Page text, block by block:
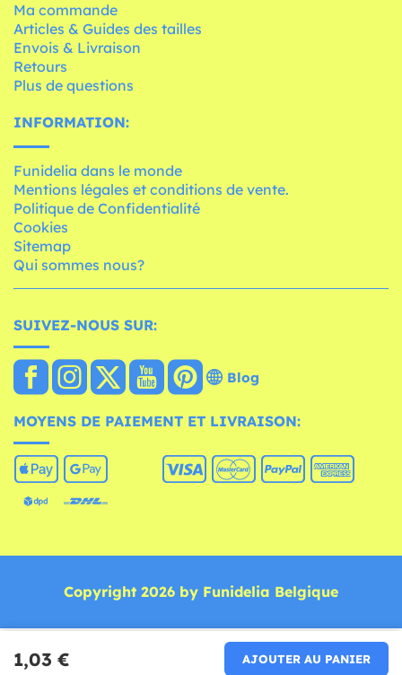
1,03 € AJOUTER AU PANIER
Ma commande
Articles & Guides des tailles
Envois & Livraison
Retours
Plus de questions
INFORMATION:
Funidelia dans le monde
Mentions légales et conditions de vente.
Politique de Confidentialité
Cookies
Sitemap
Qui sommes nous?
SUIVEZ-NOUS SUR:
Blog
MOYENS DE PAIEMENT ET LIVRAISON:
Copyright 2026 by Funidelia Belgique